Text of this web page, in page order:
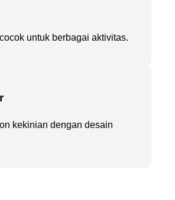
untuk berbagai aktivitas.
kekinian dengan desain